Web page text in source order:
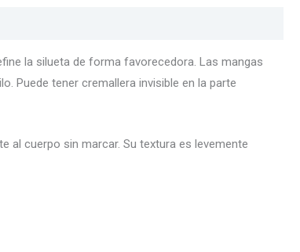
la silueta de forma favorecedora. Las mangas
Puede tener cremallera invisible en la parte
al cuerpo sin marcar. Su textura es levemente